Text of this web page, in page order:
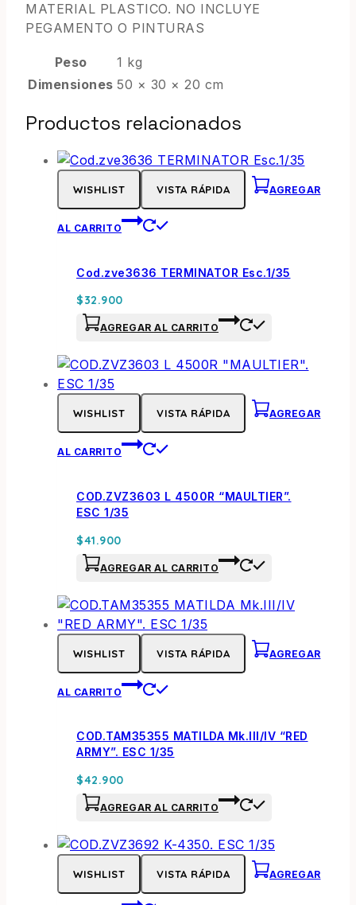
MATERIAL PLASTICO. NO INCLUYE
PEGAMENTO O PINTURAS
Peso
1 kg
Dimensiones 50 × 30 × 20 cm
Productos relacionados
WISHLIST VISTA RÁPIDA AGREGAR
AL CARRITO
Cod.zve3636 TERMINATOR Esc.1/35
$32.900
AGREGAR AL CARRITO
WISHLIST VISTA RÁPIDA AGREGAR
AL CARRITO
COD.ZVZ3603 L 4500R “MAULTIER”.
ESC 1/35
$41.900
AGREGAR AL CARRITO
WISHLIST VISTA RÁPIDA AGREGAR
AL CARRITO
COD.TAM35355 MATILDA Mk.III/IV “RED
ARMY”. ESC 1/35
$42.900
AGREGAR AL CARRITO
WISHLIST VISTA RÁPIDA AGREGAR